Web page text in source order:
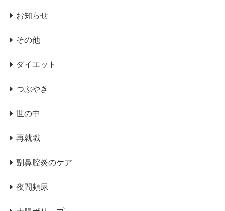
お知らせ
その他
ダイエット
つぶやき
世の中
再就職
副鼻腔炎のケア
夜間頻尿